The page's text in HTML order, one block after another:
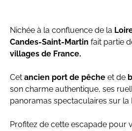
Nichée à la confluence de la
Candes-Saint-Martin fait partie
villages de France.
Cet ancien port de pêche et de
son charme authentique, ses
panoramas spectaculaires sur la
Profitez de cette escapade pour